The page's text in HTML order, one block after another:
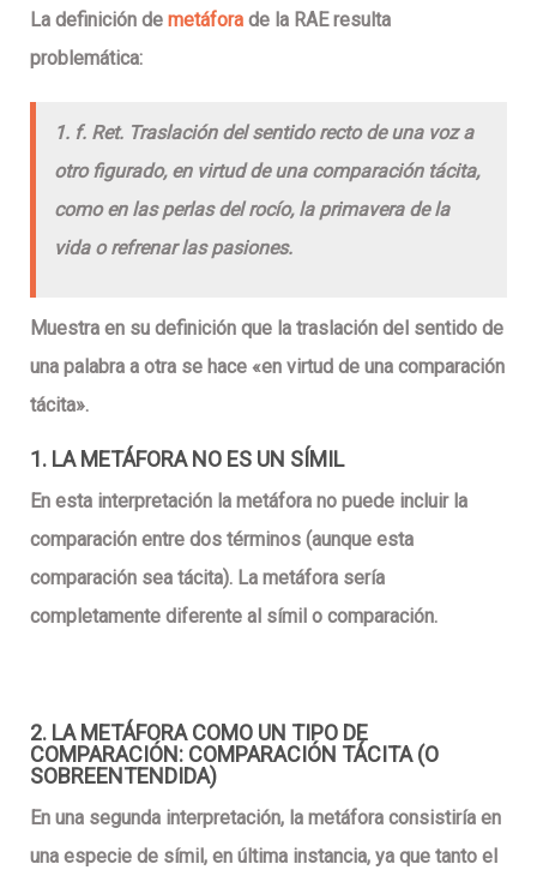
La definición de metáfora de la RAE resulta
problemática:
1. f. Ret. Traslación del sentido recto de una voz a
otro figurado, en virtud de una comparación tácita,
como en las perlas del rocío, la primavera de la
vida o refrenar las pasiones.
Muestra en su definición que la traslación del sentido de
una palabra a otra se hace «en virtud de una comparación
tácita».
1. LA METÁFORA NO ES UN SÍMIL
En esta interpretación la metáfora no puede incluir la
comparación entre dos términos (aunque esta
comparación sea tácita). La metáfora sería
completamente diferente al símil o comparación.
2. LA METÁFORA COMO UN TIPO DE
COMPARACIÓN: COMPARACIÓN TÁCITA (O
SOBREENTENDIDA)
En una segunda interpretación, la metáfora consistiría en
una especie de símil, en última instancia, ya que tanto el